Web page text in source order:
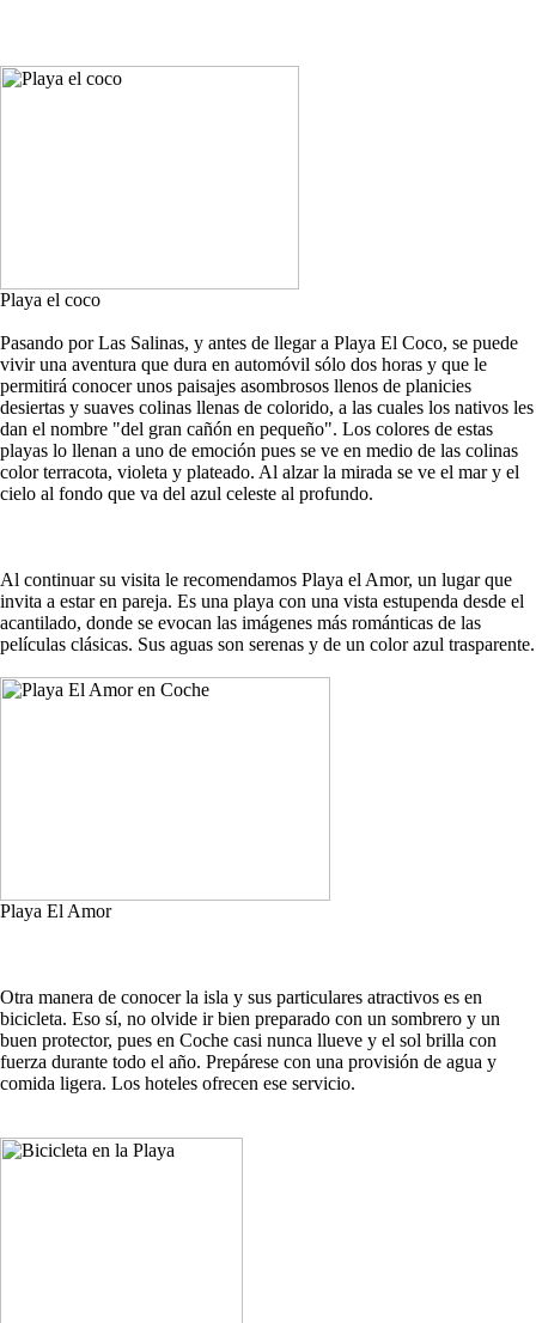
Playa el coco
Pasando por Las Salinas, y antes de llegar a Playa El Coco, se puede
vivir una aventura que dura en automóvil sólo dos horas y que le
permitirá conocer unos paisajes asombrosos llenos de planicies
desiertas y suaves colinas llenas de colorido, a las cuales los nativos les
dan el nombre "del gran cañón en pequeño". Los colores de estas
playas lo llenan a uno de emoción pues se ve en medio de las colinas
color terracota, violeta y plateado. Al alzar la mirada se ve el mar y el
cielo al fondo que va del azul celeste al profundo.
Al continuar su visita le recomendamos Playa el Amor, un lugar que
invita a estar en pareja. Es una playa con una vista estupenda desde el
acantilado, donde se evocan las imágenes más románticas de las
películas clásicas. Sus aguas son serenas y de un color azul trasparente.
Playa El Amor
Otra manera de conocer la isla y sus particulares atractivos es en
bicicleta. Eso sí, no olvide ir bien preparado con un sombrero y un
buen protector, pues en Coche casi nunca llueve y el sol brilla con
fuerza durante todo el año. Prepárese con una provisión de agua y
comida ligera. Los hoteles ofrecen ese servicio.